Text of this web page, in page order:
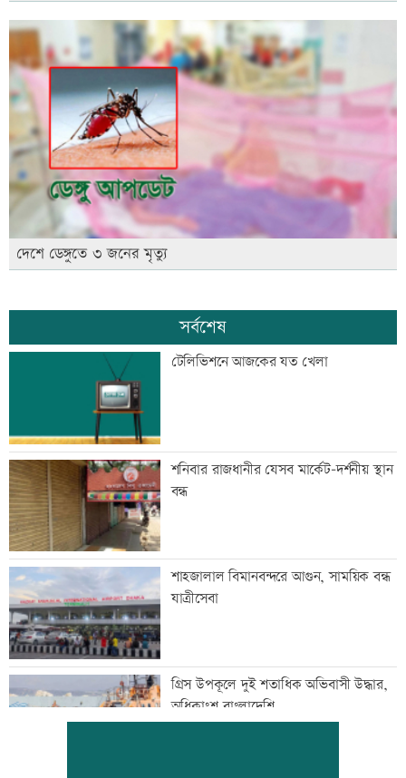
দেশে ডেঙ্গুতে ৩ জনের মৃত্যু
সর্বশেষ
টেলিভিশনে আজকের যত খেলা
শনিবার রাজধানীর যেসব মার্কেট-দর্শনীয় স্থান
বন্ধ
শাহজালাল বিমানবন্দরে আগুন, সাময়িক বন্ধ
যাত্রীসেবা
গ্রিস উপকূলে দুই শতাধিক অভিবাসী উদ্ধার,
অধিকাংশ বাংলাদেশি